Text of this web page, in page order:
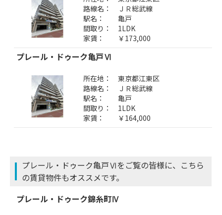
路線名：
ＪＲ総武線
駅名：
亀戸
間取り：
1LDK
家賃：
￥173,000
プレール・ドゥーク亀戸Ⅵ
所在地：
東京都江東区
路線名：
ＪＲ総武線
駅名：
亀戸
間取り：
1LDK
家賃：
￥164,000
プレール・ドゥーク亀戸Ⅵをご覧の皆様に、こちら
の賃貸物件もオススメです。
プレール・ドゥーク錦糸町Ⅳ